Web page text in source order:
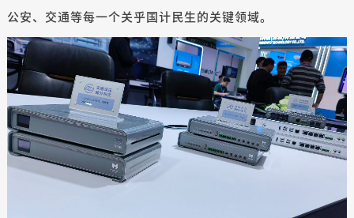
公安、交通等每一个关乎国计民生的关键领域。